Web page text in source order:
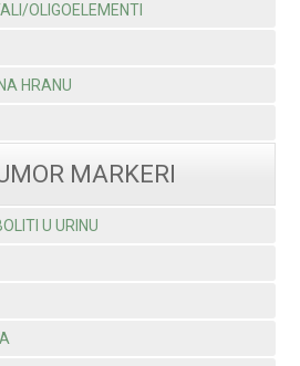
OLIGOELEMENTI
HRANU
MARKERI
U URINU